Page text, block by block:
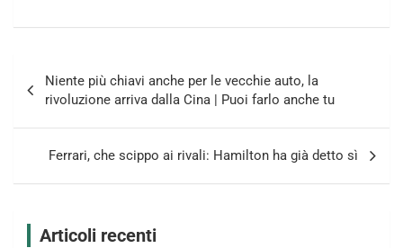
articoli
Niente più chiavi anche per le vecchie auto, la
rivoluzione arriva dalla Cina | Puoi farlo anche tu
Ferrari, che scippo ai rivali: Hamilton ha già detto sì
Articoli recenti